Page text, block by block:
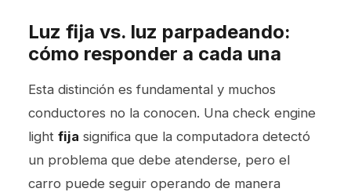
Luz fija vs. luz parpadeando:
cómo responder a cada una
Esta distinción es fundamental y muchos
conductores no la conocen. Una check engine
light fija significa que la computadora detectó
un problema que debe atenderse, pero el
carro puede seguir operando de manera